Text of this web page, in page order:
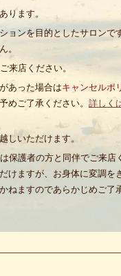
ります。
ョンを目的としたサロンで
。
来店ください。
あった場合はキャンセルポ
めご了承ください。 詳しく
しいただけます。
保護者の方と同伴でご来店
けますが、お身体に変調を
ねますのであらかじめご了